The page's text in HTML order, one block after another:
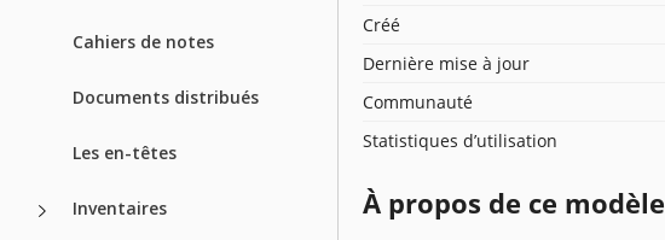
Cahiers de notes
Documents distribués
Les en-têtes
Inventaires
Créé
Dernière mise à jour
Communauté
Statistiques d’utilisation
À propos de ce modèle